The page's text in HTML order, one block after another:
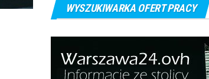
WYSZUKIWARKA OFERT PRACY